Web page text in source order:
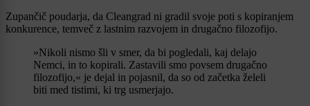
Zupančič poudarja, da Cleangrad ni gradil svoje poti s kopiranjem
konkurence, temveč z lastnim razvojem in drugačno filozofijo.
»Nikoli nismo šli v smer, da bi pogledali, kaj delajo
Nemci, in to kopirali. Zastavili smo povsem drugačno
filozofijo,« je dejal in pojasnil, da so od začetka želeli
biti med tistimi, ki trg usmerjajo.